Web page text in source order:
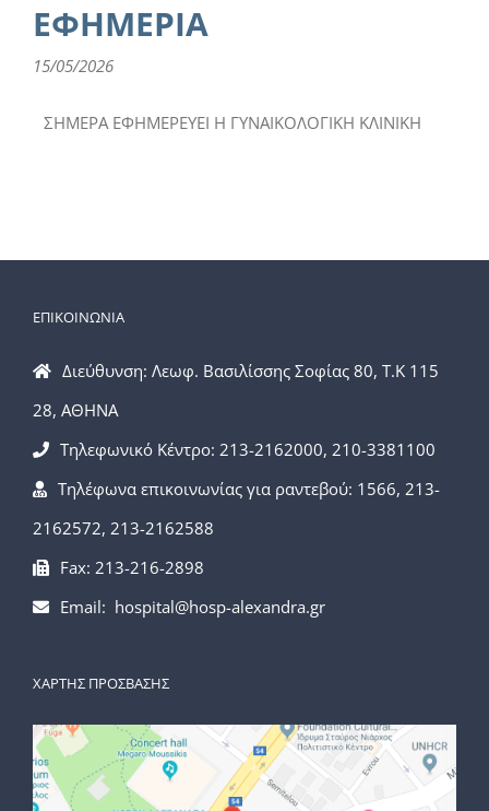
ΕΦΗΜΕΡΙΑ
15/05/2026
ΣΗΜΕΡΑ ΕΦΗΜΕΡΕΥΕΙ Η ΓΥΝΑΙΚΟΛΟΓΙΚΗ ΚΛΙΝΙΚΗ
ΕΠΙΚΟΙΝΩΝΙΑ
Διεύθυνση: Λεωφ. Βασιλίσσης Σοφίας 80, Τ.Κ 115
28, ΑΘΗΝΑ
Τηλεφωνικό Κέντρο: 213-2162000, 210-3381100
Τηλέφωνα επικοινωνίας για ραντεβού: 1566, 213-
2162572, 213-2162588
Fax: 213-216-2898
Email: hospital@hosp-alexandra.gr
ΧΑΡΤΗΣ ΠΡΟΣΒΑΣΗΣ